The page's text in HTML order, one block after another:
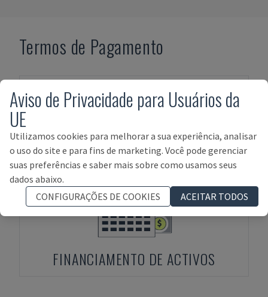
Termos de Pagamento
PAGAMENTO ADIANTADO
FINANCIAMENTO DE ACTIVOS
Aviso de Privacidade para Usuários da
UE
Utilizamos cookies para melhorar a sua experiência, analisar
o uso do site e para fins de marketing. Você pode gerenciar
suas preferências e saber mais sobre como usamos seus
dados abaixo.
CONFIGURAÇÕES DE COOKIES
ACEITAR TODOS